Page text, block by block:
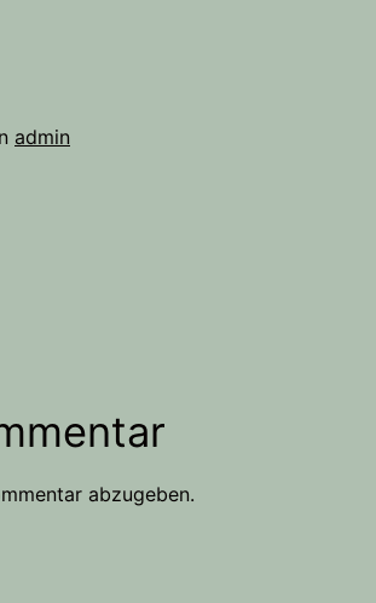
admin
abzugeben.